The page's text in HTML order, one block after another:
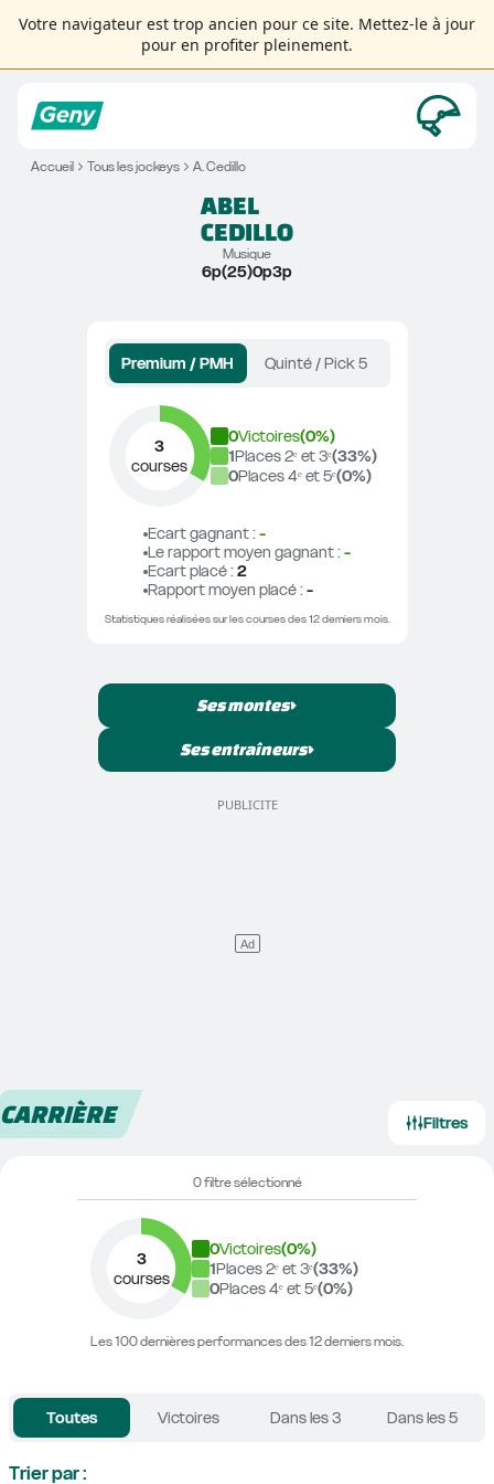
Votre navigateur est trop ancien pour ce site. Mettez-le à jour
pour en profiter pleinement.
Accueil Tous les jockeys A. Cedillo
ABEL
CEDILLO
Musique
6p(25)0p3p
Premium / PMH Quinté / Pick 5
3
courses
0Victoires(0%)
1Places 2ᵉ et 3ᵉ(33%)
0Places 4ᵉ et 5ᵉ(0%)
Ecart gagnant : -
Le rapport moyen gagnant : -
Ecart placé : 2
Rapport moyen placé : -
Statistiques réalisées sur les courses des 12 derniers mois.
Ses montes
Ses entraîneurs
CARRIÈRE Filtres
0 filtre sélectionné
3
courses
0Victoires(0%)
1Places 2ᵉ et 3ᵉ(33%)
0Places 4ᵉ et 5ᵉ(0%)
Les 100 dernières performances des 12 derniers mois.
Toutes Victoires Dans les 3 Dans les 5
Trier par :